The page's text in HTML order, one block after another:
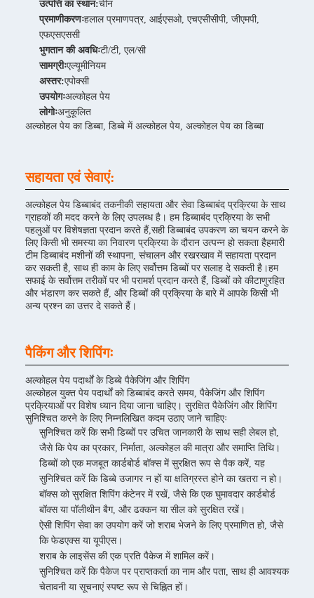
उत्पत्ति का स्थान:चीन
प्रमाणीकरणःहलाल प्रमाणपत्र, आईएसओ, एचएसीसीपी, जीएमपी,
एफएसएससी
भुगतान की अवधिःटी/टी, एल/सी
सामग्रीःएल्यूमीनियम
अस्तर:एपोक्सी
उपयोगःअल्कोहल पेय
लोगोःअनुकूलित
अल्कोहल पेय का डिब्बा, डिब्बे में अल्कोहल पेय, अल्कोहल पेय का डिब्बा
सहायता एवं सेवाएं:
अल्कोहल पेय डिब्बाबंद तकनीकी सहायता और सेवा डिब्बाबंद प्रक्रिया के साथ
ग्राहकों की मदद करने के लिए उपलब्ध है। हम डिब्बाबंद प्रक्रिया के सभी
पहलुओं पर विशेषज्ञता प्रदान करते हैं,सही डिब्बाबंद उपकरण का चयन करने के
लिए किसी भी समस्या का निवारण प्रक्रिया के दौरान उत्पन्न हो सकता हैहमारी
टीम डिब्बाबंद मशीनों की स्थापना, संचालन और रखरखाव में सहायता प्रदान
कर सकती है, साथ ही काम के लिए सर्वोत्तम डिब्बों पर सलाह दे सकती है।हम
सफाई के सर्वोत्तम तरीकों पर भी परामर्श प्रदान करते हैं, डिब्बों को कीटाणुरहित
और भंडारण कर सकते हैं, और डिब्बों की प्रक्रिया के बारे में आपके किसी भी
अन्य प्रश्न का उत्तर दे सकते हैं।
पैकिंग और शिपिंगः
अल्कोहल पेय पदार्थों के डिब्बे पैकेजिंग और शिपिंग
अल्कोहल युक्त पेय पदार्थों को डिब्बाबंद करते समय, पैकेजिंग और शिपिंग
प्रक्रियाओं पर विशेष ध्यान दिया जाना चाहिए। सुरक्षित पैकेजिंग और शिपिंग
सुनिश्चित करने के लिए निम्नलिखित कदम उठाए जाने चाहिएः
सुनिश्चित करें कि सभी डिब्बों पर उचित जानकारी के साथ सही लेबल हो,
जैसे कि पेय का प्रकार, निर्माता, अल्कोहल की मात्रा और समाप्ति तिथि।
डिब्बों को एक मजबूत कार्डबोर्ड बॉक्स में सुरक्षित रूप से पैक करें, यह
सुनिश्चित करें कि डिब्बे उजागर न हों या क्षतिग्रस्त होने का खतरा न हो।
बॉक्स को सुरक्षित शिपिंग कंटेनर में रखें, जैसे कि एक घुमावदार कार्डबोर्ड
बॉक्स या पॉलीथीन बैग, और ढक्कन या सील को सुरक्षित रखें।
ऐसी शिपिंग सेवा का उपयोग करें जो शराब भेजने के लिए प्रमाणित हो, जैसे
कि फेडएक्स या यूपीएस।
शराब के लाइसेंस की एक प्रति पैकेज में शामिल करें।
सुनिश्चित करें कि पैकेज पर प्राप्तकर्ता का नाम और पता, साथ ही आवश्यक
चेतावनी या सूचनाएं स्पष्ट रूप से चिह्नित हों।